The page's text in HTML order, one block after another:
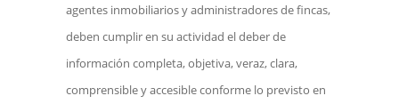
agentes inmobiliarios y administradores de fincas,
deben cumplir en su actividad el deber de
información completa, objetiva, veraz, clara,
comprensible y accesible conforme lo previsto en